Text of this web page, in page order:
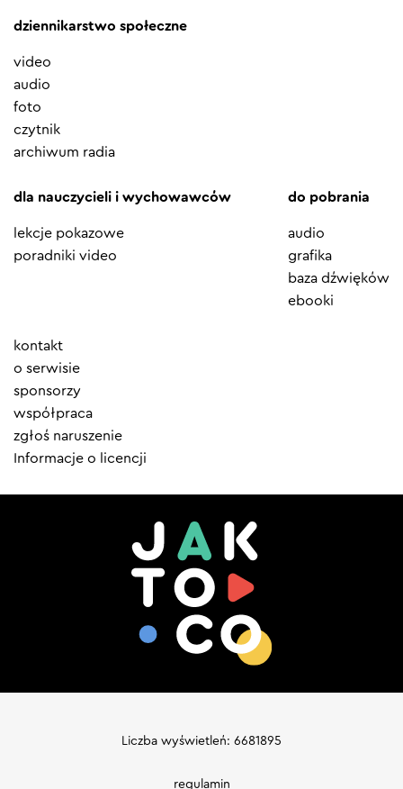
dziennikarstwo społeczne
video
audio
foto
czytnik
archiwum radia
dla nauczycieli i wychowawców
lekcje pokazowe
poradniki video
do pobrania
audio
grafika
baza dźwięków
ebooki
Element
menu
kontakt
o serwisie
sponsorzy
współpraca
zgłoś naruszenie
Informacje o licencji
Liczba wyświetleń: 6681895
regulamin